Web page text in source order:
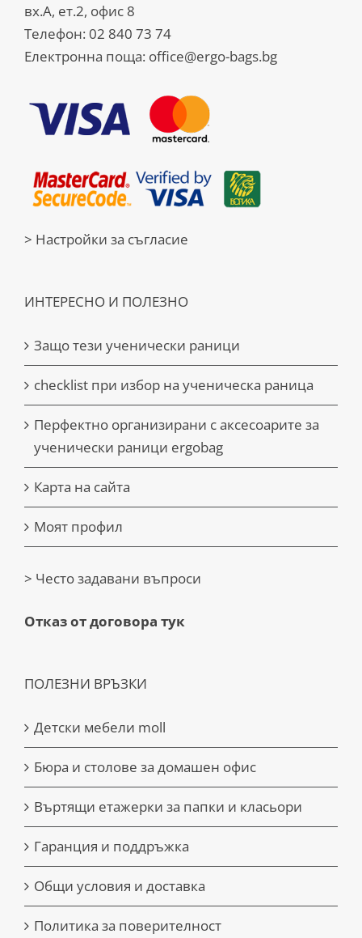
вх.А, ет.2, офис 8
Телефон: 02 840 73 74
Електронна поща: office@ergo-bags.bg
> Настройки за съгласие
ИНТЕРЕСНО И ПОЛЕЗНО
Защо тези ученически раници
checklist при избор на ученическа раница
Перфектно организирани с аксесоарите за
ученически раници ergobag
Карта на сайта
Моят профил
> Често задавани въпроси
Отказ от договора тук
ПОЛЕЗНИ ВРЪЗКИ
Детски мебели moll
Бюра и столове за домашен офис
Въртящи етажерки за папки и класьори
Гаранция и поддръжка
Общи условия и доставка
Политика за поверителност